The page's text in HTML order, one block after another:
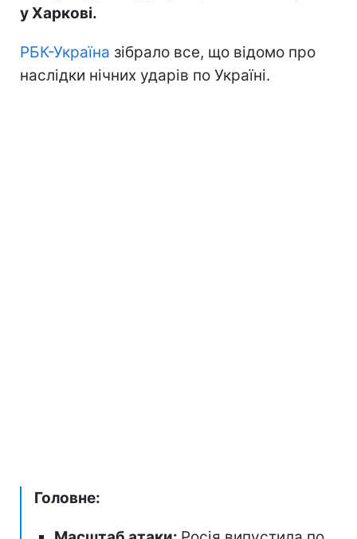
у Харкові.
РБК-Україна зібрало все, що відомо про
наслідки нічних ударів по Україні.
Головне: